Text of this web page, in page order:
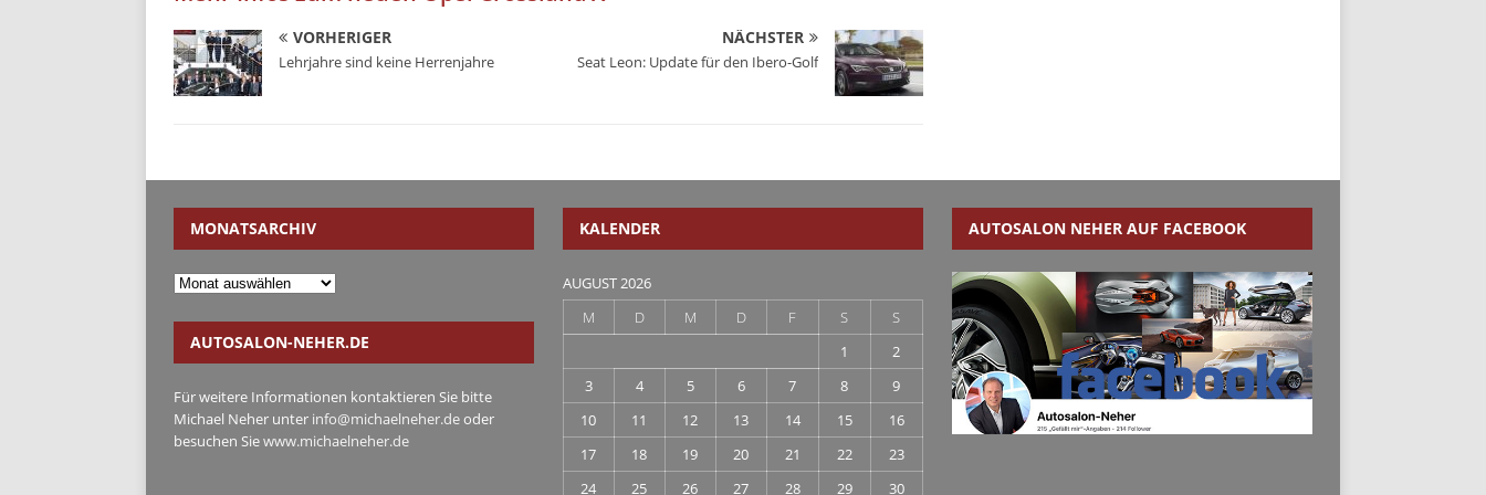
VORHERIGER
Lehrjahre sind keine Herrenjahre
NÄCHSTER
Seat Leon: Update für den Ibero-Golf
MONATSARCHIV
AUTOSALON-NEHER.DE
Für weitere Informationen kontaktieren Sie bitte
Michael Neher unter info@michaelneher.deoder
besuchen Siewww.michaelneher.de
KALENDER
AUGUST 2026
M
D M D F S
S
1
2
3
4 5 6 7 8
9
10
11 12 13 14 15
16
17
18 19 20 21 22
23
24
25 26 27 28 29 30
AUTOSALON NEHER AUF FACEBOOK